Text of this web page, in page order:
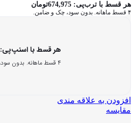
هر قسط با ترب‌پی: 674,975تومان
۴ قسط ماهانه. بدون سود، چک و ضامن.
هر قسط با اسنپ‌پی:
۴ قسط ماهانه. بدون سود، چک و ضامن.
افزودن به علاقه مندی
مقایسه